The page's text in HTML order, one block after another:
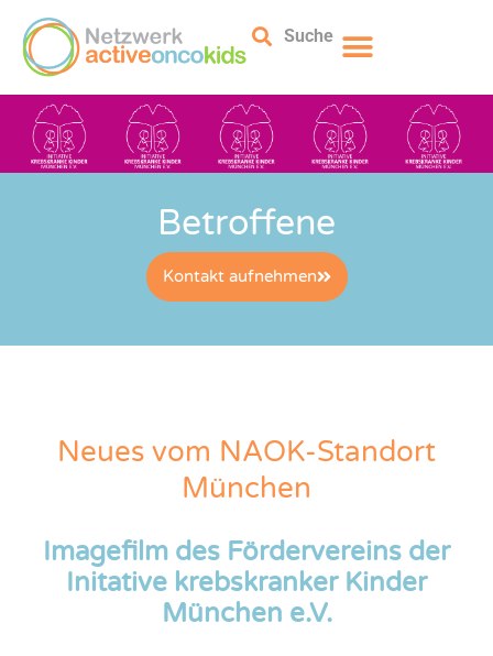
Suche
Betroffene
Kontakt aufnehmen
Neues vom NAOK-Standort
München
Imagefilm des Fördervereins der
Initative krebskranker Kinder
München e.V.